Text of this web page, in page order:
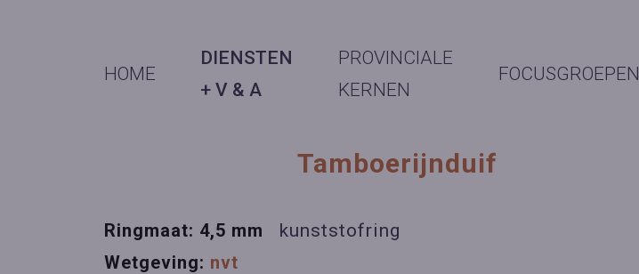
HOME
DIENSTEN
+ V & A
PROVINCIALE
KERNEN
FOCUSGROEPEN
Tamboerijnduif
Ringmaat: 4,5 mm kunststofring
Wetgeving: nvt